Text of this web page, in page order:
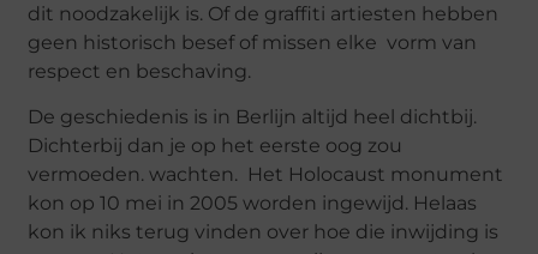
dit noodzakelijk is. Of de graffiti artiesten hebben
geen historisch besef of missen elke vorm van
respect en beschaving.
De geschiedenis is in Berlijn altijd heel dichtbij.
Dichterbij dan je op het eerste oog zou
vermoeden. wachten. Het Holocaust monument
kon op 10 mei in 2005 worden ingewijd. Helaas
kon ik niks terug vinden over hoe die inwijding is